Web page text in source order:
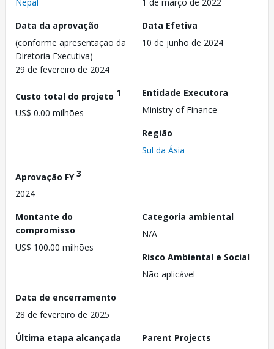
Data da aprovação
(conforme apresentação da
Diretoria Executiva)
29 de fevereiro de 2024
Data Efetiva
10 de junho de 2024
Custo total do projeto 1
US$ 0.00 milhões
Entidade Executora
Ministry of Finance
Região
Sul da Ásia
Aprovação FY3
2024
Montante do
compromisso
US$ 100.00 milhões
Categoria ambiental
N/A
Risco Ambiental e Social
Não aplicável
Data de encerramento
28 de fevereiro de 2025
Última etapa alcançada
Parent Projects